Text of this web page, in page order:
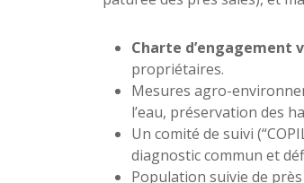
Charte d’engagement
propriétaires.
Mesures agro-
l’eau, préservation des
Un comité de suivi
diagnostic commun et
Population suivie de